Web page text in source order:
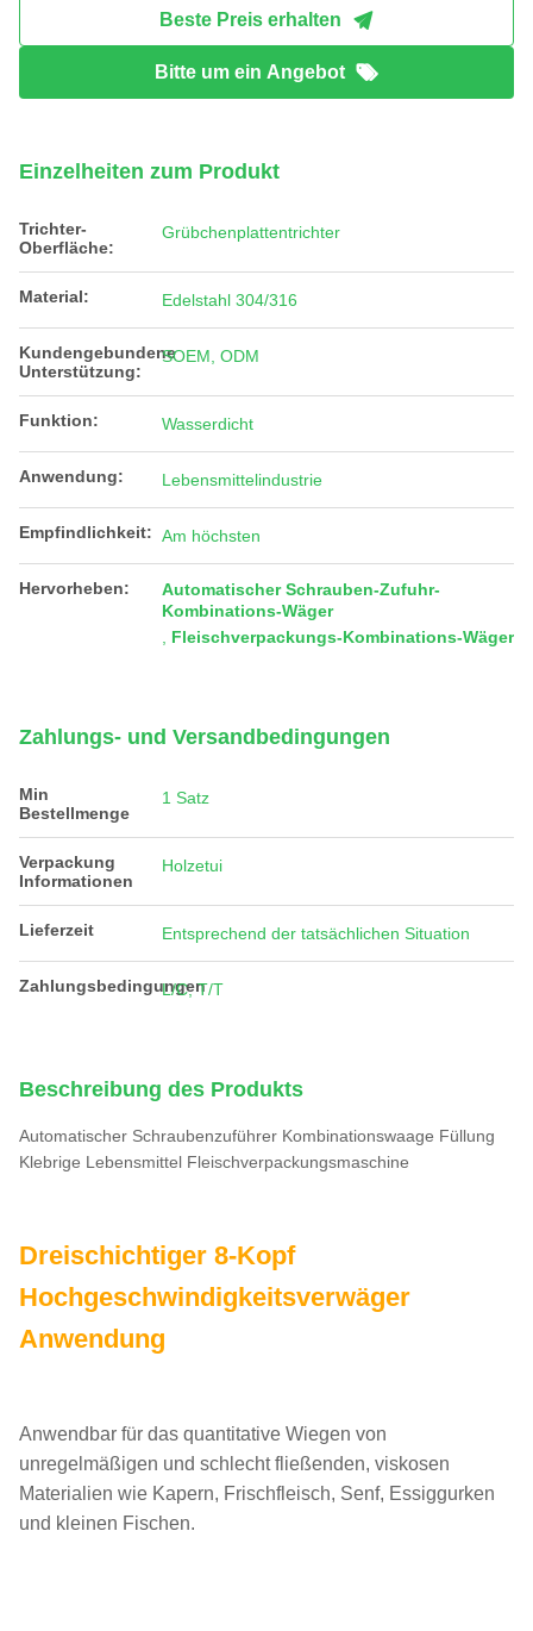
Beste Preis erhalten
Bitte um ein Angebot
Einzelheiten zum Produkt
Trichter-
Oberfläche:
Grübchenplattentrichter
Material: Edelstahl 304/316
Kundengebundene
Unterstützung:
SOEM, ODM
Funktion: Wasserdicht
Anwendung: Lebensmittelindustrie
Empfindlichkeit: Am höchsten
Hervorheben:
Automatischer Schrauben-Zufuhr-
Kombinations-Wäger
Fleischverpackungs-Kombinations-Wäger
Zahlungs- und Versandbedingungen
Min
Bestellmenge
1 Satz
Verpackung
Informationen
Holzetui
Lieferzeit Entsprechend der tatsächlichen Situation
Zahlungsbedingungen
L/C, T/T
Beschreibung des Produkts
Automatischer Schraubenzuführer Kombinationswaage Füllung
Klebrige Lebensmittel Fleischverpackungsmaschine
Dreischichtiger 8-Kopf
Hochgeschwindigkeitsverwäger
Anwendung
Anwendbar für das quantitative Wiegen von
unregelmäßigen und schlecht fließenden, viskosen
Materialien wie Kapern, Frischfleisch, Senf, Essiggurken
und kleinen Fischen.